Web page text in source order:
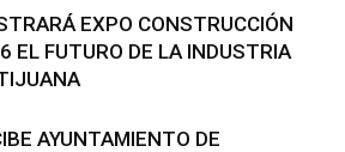
EXPO CONSTRUCCIÓN
EL FUTURO DE LA INDUSTRIA
AYUNTAMIENTO DE